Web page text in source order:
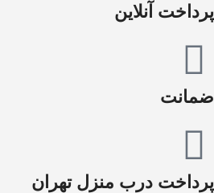
پرداخت آنلاین
ضمانت
پرداخت درب منزل تهران